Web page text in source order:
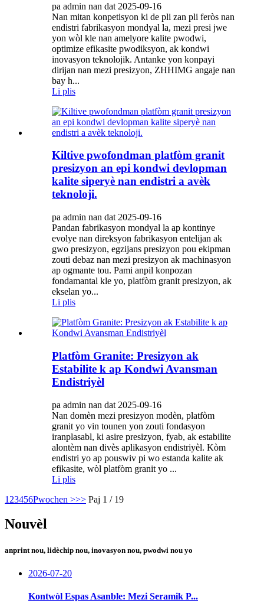
pa admin nan dat 2025-09-16
Nan mitan konpetisyon ki de pli zan pli feròs nan
endistri fabrikasyon mondyal la, mezi presi jwe
yon wòl kle nan amelyore kalite pwodwi,
optimize efikasite pwodiksyon, ak kondwi
inovasyon teknolojik. Antanke yon konpayi
dirijan nan mezi presizyon, ZHHIMG angaje nan
bay h...
Li plis
Kiltive pwofondman platfòm granit
presizyon an epi kondwi devlopman
kalite siperyè nan endistri a avèk
teknoloji.
pa admin nan dat 2025-09-16
Pandan fabrikasyon mondyal la ap kontinye
evolye nan direksyon fabrikasyon entelijan ak
gwo presizyon, egzijans presizyon pou ekipman
zouti debaz nan mezi presizyon ak machinasyon
ap ogmante tou. Pami anpil konpozan
fondamantal kle yo, platfòm granit presizyon, ak
ekselan yo...
Li plis
Platfòm Granite: Presizyon ak
Estabilite k ap Kondwi Avansman
Endistriyèl
pa admin nan dat 2025-09-16
Nan domèn mezi presizyon modèn, platfòm
granit yo vin tounen yon zouti fondasyon
iranplasabl, ki asire presizyon, fyab, ak estabilite
alontèm nan divès aplikasyon endistriyèl. Kòm
endistri yo ap pouswiv pi wo estanda kalite ak
efikasite, wòl platfòm granit yo ...
Li plis
1 23456Pwochen >>> Paj 1 / 19
Nouvèl
anprint nou, lidèchip nou, inovasyon nou, pwodwi nou yo
2026-07-20
Kontwòl Espas Asanble: Mezi Seramik P...